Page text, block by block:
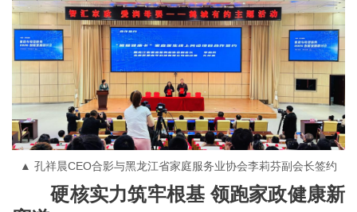
▲ 孔祥晨CEO合影与黑龙江省家庭服务业协会李莉芬副会长签约
硬核实力筑牢根基 领跑家政健康新